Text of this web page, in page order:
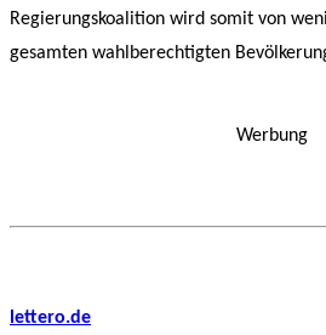
Regierungskoalition wird somit von
gesamten wahlberechtigten
Werbung
lettero.de